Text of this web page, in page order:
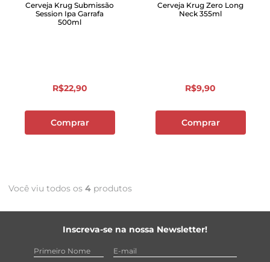
Cerveja Krug Submissão
Session Ipa Garrafa
500ml
R$22,90
Comprar
Cerveja Krug Zero Long
Neck 355ml
R$9,90
Comprar
Você viu todos os 4 produtos
Inscreva-se na nossa Newsletter!